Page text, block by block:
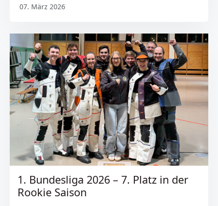
07. März 2026
1. Bundesliga 2026 – 7. Platz in der
Rookie Saison